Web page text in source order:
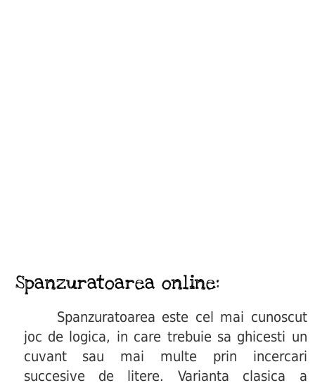
Spanzuratoarea online:
Spanzuratoarea este cel mai cunoscut
joc de logica, in care trebuie sa ghicesti un
cuvant sau mai multe prin incercari
succesive de litere. Varianta clasica a